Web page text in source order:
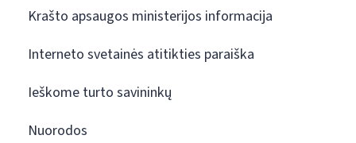
Krašto apsaugos ministerijos informacija
Interneto svetainės atitikties paraiška
Ieškome turto savininkų
Nuorodos